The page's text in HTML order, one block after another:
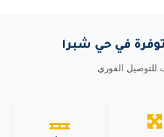
في حي شبرا
للتوصيل الفوري